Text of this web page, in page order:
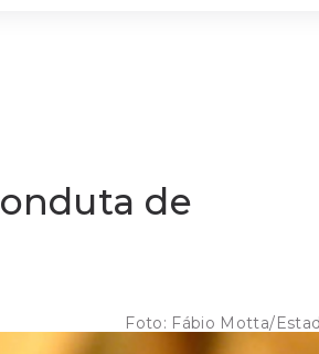
de
Foto: Fábio Motta/